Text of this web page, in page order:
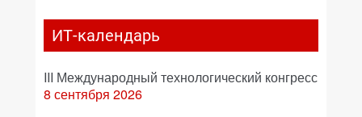
ИТ-календарь
III Международный технологический конгресс
8 сентября 2026